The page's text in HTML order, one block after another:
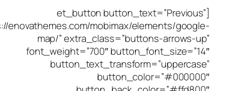
[et_button
button_link=”https://enovathemes.com/mobimax/
map/”
font_weight=”700″